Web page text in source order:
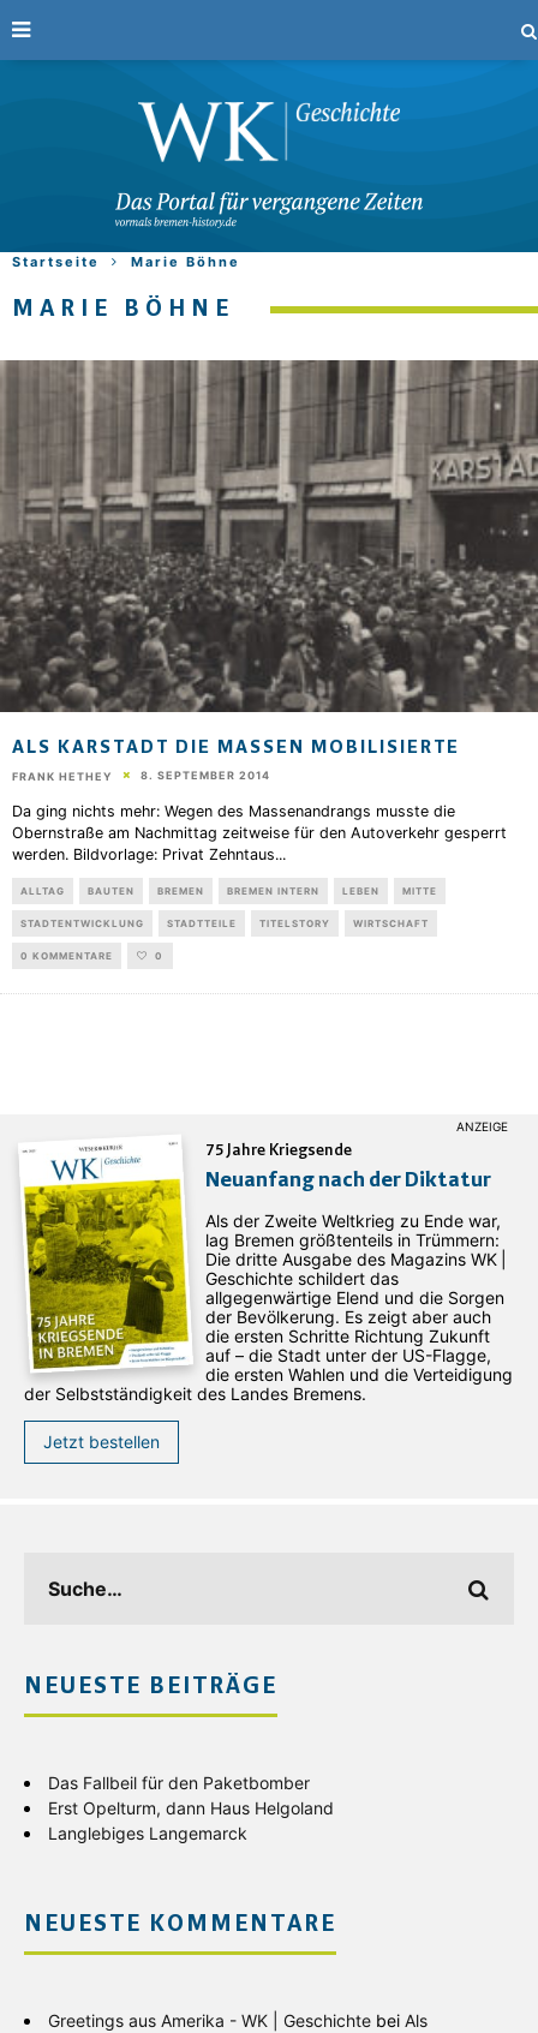
Startseite Marie Böhne
MARIE BÖHNE
ALS KARSTADT DIE MASSEN MOBILISIERTE
FRANK HETHEY 8. SEPTEMBER 2014
Da ging nichts mehr: Wegen des Massenandrangs musste die
Obernstraße am Nachmittag zeitweise für den Autoverkehr gesperrt
werden. Bildvorlage: Privat Zehntaus...
ALLTAG BAUTEN BREMEN BREMEN INTERN LEBEN MITTE
STADTENTWICKLUNG STADTTEILE TITELSTORY WIRTSCHAFT
0 KOMMENTARE 0
75 Jahre Kriegsende
Neuanfang nach der Diktatur
Als der Zweite Weltkrieg zu Ende war,
lag Bremen größtenteils in Trümmern:
Die dritte Ausgabe des ­Magazins WK |
Geschichte schildert das
allgegenwärtige Elend und die Sorgen
der Bevölkerung. Es zeigt aber auch
die ersten Schritte Richtung Zukunft
auf – die Stadt unter der US-Flagge,
die ersten Wahlen und die Verteidigung
der Selbstständigkeit des Landes Bremens.
Jetzt bestellen
NEUESTE BEITRÄGE
Das Fallbeil für den Paketbomber
Erst Opelturm, dann Haus Helgoland
Langlebiges Langemarck
NEUESTE KOMMENTARE
Greetings aus Amerika - WK | Geschichte bei Als